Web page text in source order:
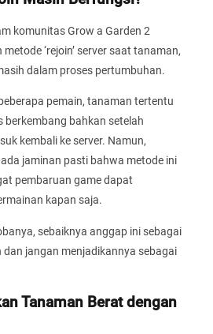
komunitas Grow a Garden 2
‘rejoin’ server saat tanaman,
dalam proses pertumbuhan.
pemain, tanaman tertentu
bahkan setelah
kembali ke server. Namun,
jaminan pasti bahwa metode ini
pembaruan game dapat
kapan saja.
sebaiknya anggap ini sebagai
jangan menjadikannya sebagai
Tanaman Berat dengan